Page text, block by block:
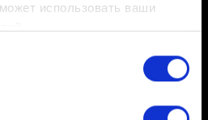
использовать ваши
хотели бы:
с возможной